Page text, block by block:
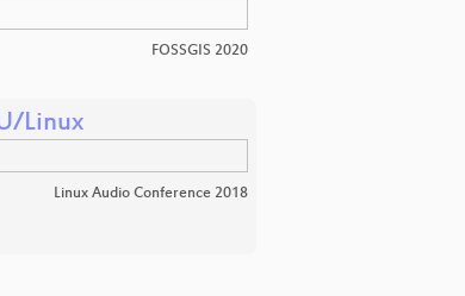
FOSSGIS 2020
Linux
Linux Audio Conference 2018